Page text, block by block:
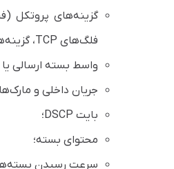
فلگ‌های TCP، گزینه‌های IP و MSS)؛
واسط بسته ارسالی
جریان داخلی و
بایت DSCP؛
محتوای بسته؛
سرعت رسیدن بسته‌ها